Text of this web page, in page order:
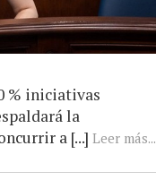
% iniciativas
la
a [...] Leer más...